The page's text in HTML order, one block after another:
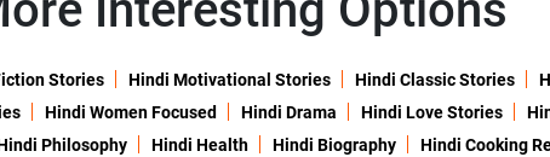
Stories Hindi Motivational Stories Hindi Classic Stories
Hindi Women Focused Hindi Drama Hindi Love Stories
Philosophy Hindi Health Hindi Biography Hindi Cooking